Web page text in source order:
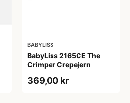
BABYLISS
BabyLiss 2165CE The
Crimper Crepejern
369,00 kr